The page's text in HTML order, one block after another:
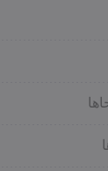
عبر مضيق